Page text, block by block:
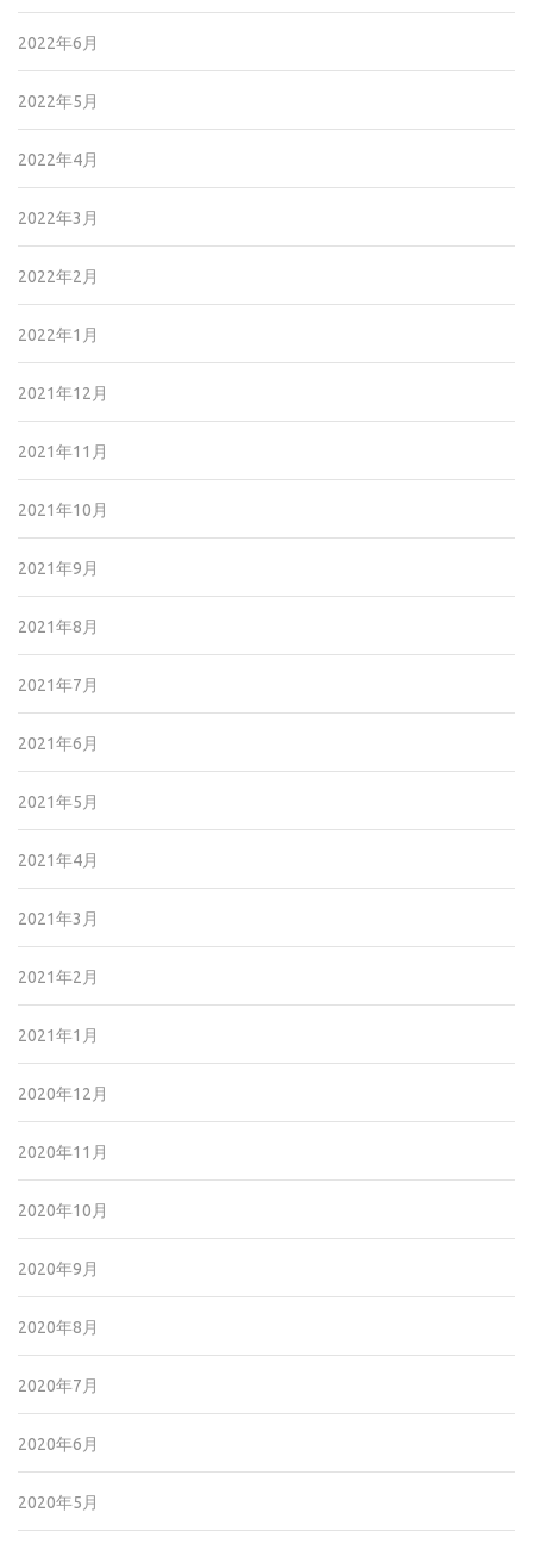
2022年6月
2022年5月
2022年4月
2022年3月
2022年2月
2022年1月
2021年12月
2021年11月
2021年10月
2021年9月
2021年8月
2021年7月
2021年6月
2021年5月
2021年4月
2021年3月
2021年2月
2021年1月
2020年12月
2020年11月
2020年10月
2020年9月
2020年8月
2020年7月
2020年6月
2020年5月